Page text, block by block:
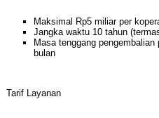
Maksimal Rp5 miliar per
Jangka waktu 10 tahun
Masa tenggang
bulan
Tarif Layanan